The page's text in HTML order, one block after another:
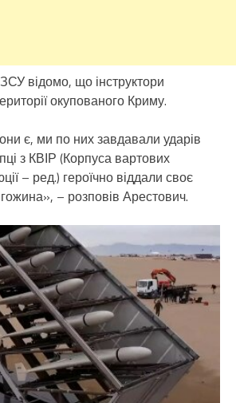
відомо, що інструктори
окупованого Криму.
є, ми по них завдавали ударів
з КВІР (Корпуса вартових
– ред.) героїчно віддали своє
– розповів Арестович.